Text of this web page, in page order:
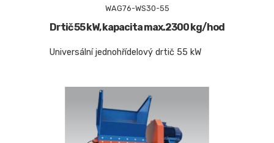
WAG76-WS30-55
Drtič 55 kW, kapacita max.2300 kg/hod
Universální jednohřídelový drtič 55 kW